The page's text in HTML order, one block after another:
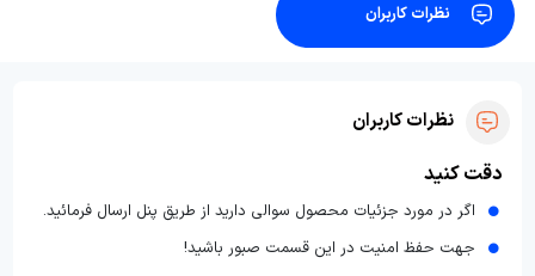
نظرات کاربران
نظرات کاربران
دقت کنید
اگر در مورد جزئیات محصول سوالی دارید از طریق پنل ارسال فرمائید.
جهت حفظ امنیت در این قسمت صبور باشید!